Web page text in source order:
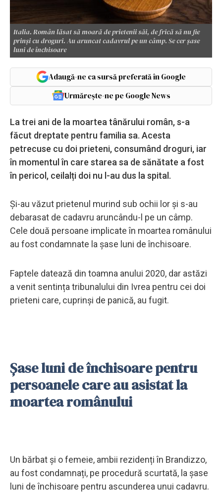
Italia. Român lăsat să moară de prietenii săi, de frică să nu fie
prinși cu droguri. Au aruncat cadavrul pe un câmp. Se cer șase
luni de închisoare
Adaugă-ne ca sursă preferată în Google
Urmărește-ne pe Google News
La trei ani de la moartea tânărului român, s-a
făcut dreptate pentru familia sa. Acesta
petrecuse cu doi prieteni, consumând droguri, iar
în momentul în care starea sa de sănătate a fost
în pericol, ceilalți doi nu l-au dus la spital.
Și-au văzut prietenul murind sub ochii lor și s-au
debarasat de cadavru aruncându-l pe un câmp.
Cele două persoane implicate în moartea românului
au fost condamnate la șase luni de închisoare.
Faptele datează din toamna anului 2020, dar astăzi
a venit sentința tribunalului din Ivrea pentru cei doi
prieteni care, cuprinși de panică, au fugit.
Șase luni de închisoare pentru
persoanele care au asistat la
moartea românului
Un bărbat și o femeie, ambii rezidenți în Brandizzo,
au fost condamnați, pe procedură scurtată, la șase
luni de închisoare pentru ascunderea unui cadavru.